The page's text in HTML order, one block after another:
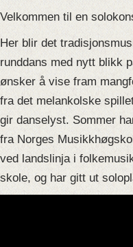
Velkommen til en
Her blir det
runddans med nytt blikk
ønsker å vise fram
fra det melankolske
gir danselyst. Sommer
fra Norges
ved landslinja i
skole, og har gitt ut